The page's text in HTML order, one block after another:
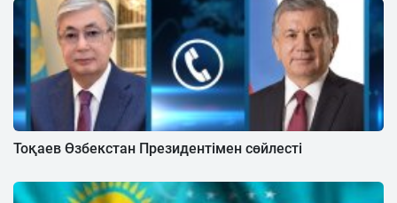
Тоқаев Өзбекстан Президентімен сөйлесті